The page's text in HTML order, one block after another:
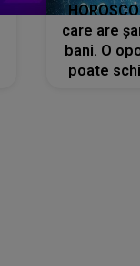
care are
bani. O
poate